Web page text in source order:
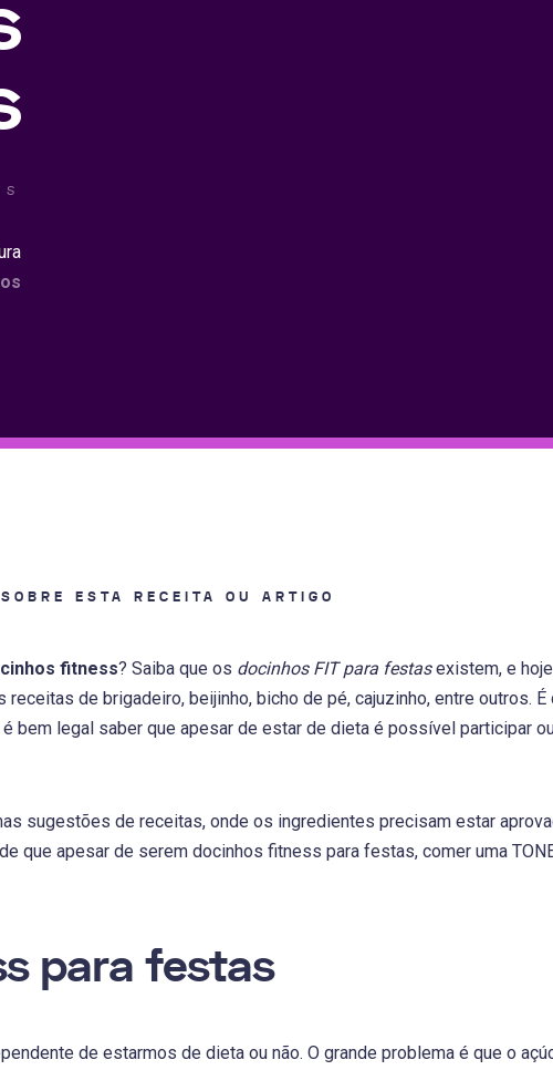
ESTA RECEITA OU ARTIGO
fitness? Saiba que os docinhos FIT para festasexistem, e
de brigadeiro, beijinho, bicho de pé, cajuzinho, entre outros. É
bem legal saber que apesar de estar de dieta é possível participar
sugestões de receitas, onde os ingredientes precisam estar
que apesar de serem docinhos fitness para festas, comer uma
para festas
de estarmos de dieta ou não. O grande problema é que o